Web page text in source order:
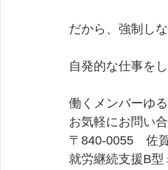
だから、強制し
自発的な仕事を
働くメンバーゆ
お気軽にお問い
〒840-0055　佐
就労継続支援B型